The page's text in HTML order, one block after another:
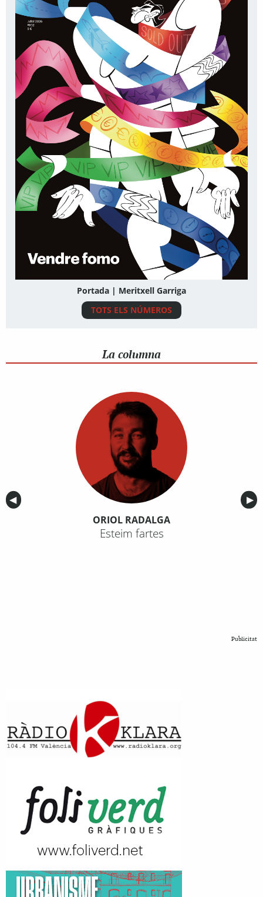
Portada | Meritxell Garriga
TOTS ELS NÚMEROS
La columna
Anterior
◀︎ ▶︎
ORIOL RADALGA
Esteim fartes
Publicitat